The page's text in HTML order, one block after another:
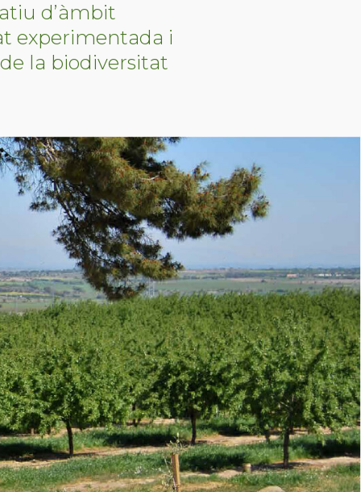
d’àmbit
experimentada i
la biodiversitat